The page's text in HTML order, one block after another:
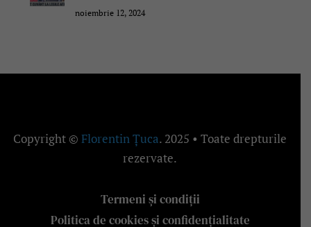
noiembrie 12, 2024
Copyright ©Florentin Țuca. 2025 • Toate drepturile
rezervate.
Termeni și condiții
Politica de cookies și confidențialitate